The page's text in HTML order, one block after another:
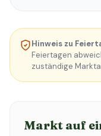
Hinweis zu
Feiertagen
zuständige
Markt auf